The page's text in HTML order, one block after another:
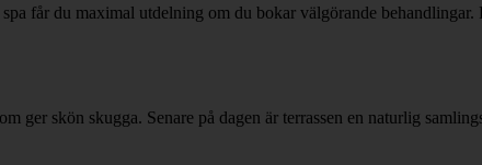
får du maximal utdelning om du bokar välgörande
ger skön skugga. Senare på dagen är terrassen en naturlig